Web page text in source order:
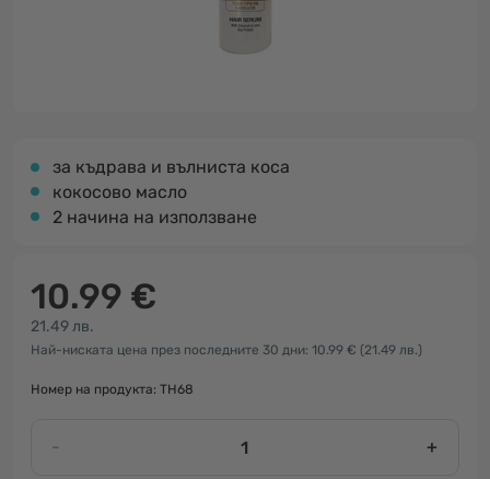
за къдрава и вълниста коса
кокосово масло
2 начина на използване
10.99 €
21.49 лв.
Най-ниската цена през последните 30 дни: 10.99 € (21.49 лв.)
Номер на продукта: TH68
- +